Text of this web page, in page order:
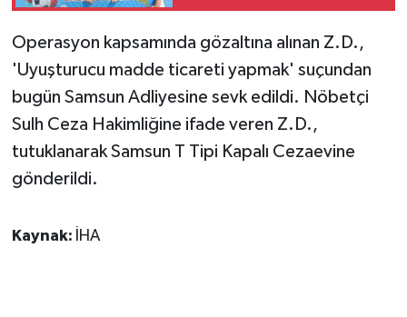
Operasyon kapsamında gözaltına alınan Z.D.,
'Uyuşturucu madde ticareti yapmak' suçundan
bugün Samsun Adliyesine sevk edildi. Nöbetçi
Sulh Ceza Hakimliğine ifade veren Z.D.,
tutuklanarak Samsun T Tipi Kapalı Cezaevine
gönderildi.
Kaynak: İHA
Sağlık
SİYASET
SPOR HABERLERİ